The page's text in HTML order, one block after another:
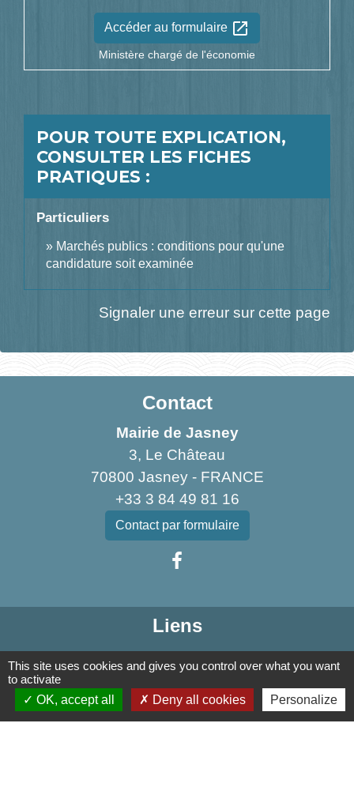
Accéder au formulaire open_in_new
Ministère chargé de l'économie
POUR TOUTE EXPLICATION,
CONSULTER LES FICHES
PRATIQUES :
Particuliers
Marchés publics : conditions pour qu'une
candidature soit examinée
Signaler une erreur sur cette page
Contact
Mairie de Jasney
3, Le Château
70800 Jasney - FRANCE
+33 3 84 49 81 16
Contact par formulaire
Liens
Communauté de Communes de la Haute Comté
OT Luxeuil Vosges du Sud
Association pour le Développement du Pays
This site uses cookies and gives you control over what you want
to activate
OK, accept all
Deny all cookies Personalize